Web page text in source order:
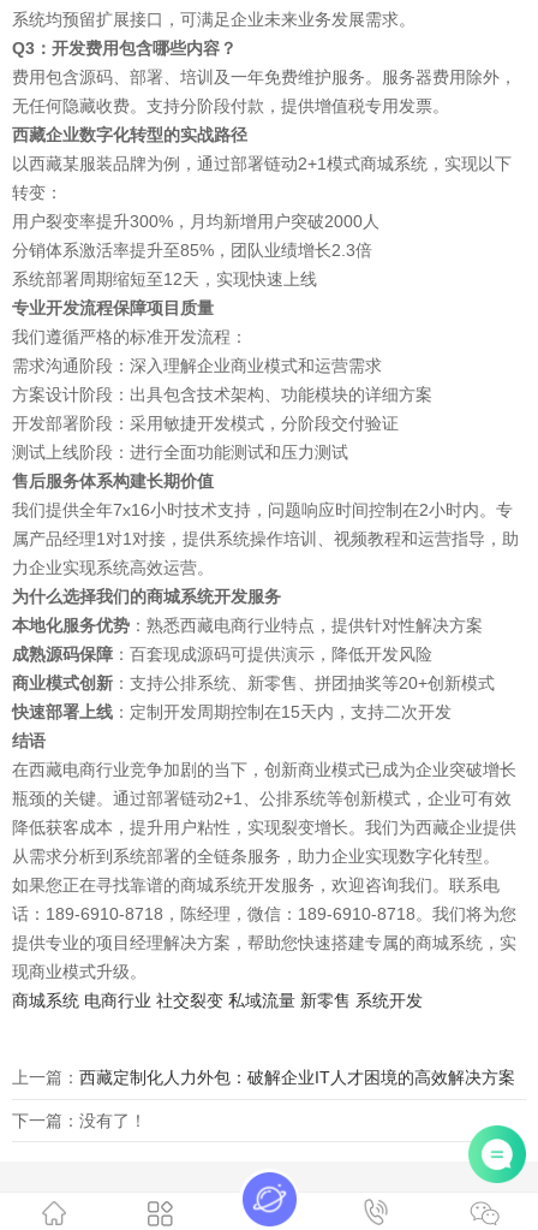
系统均预留扩展接口，可满足企业未来业务发展需求。
Q3：开发费用包含哪些内容？
费用包含源码、部署、培训及一年免费维护服务。服务器费用除外，
无任何隐藏收费。支持分阶段付款，提供增值税专用发票。
西藏企业数字化转型的实战路径
以西藏某服装品牌为例，通过部署链动2+1模式商城系统，实现以下
转变：
用户裂变率提升300%，月均新增用户突破2000人
分销体系激活率提升至85%，团队业绩增长2.3倍
系统部署周期缩短至12天，实现快速上线
专业开发流程保障项目质量
我们遵循严格的标准开发流程：
需求沟通阶段：深入理解企业商业模式和运营需求
方案设计阶段：出具包含技术架构、功能模块的详细方案
开发部署阶段：采用敏捷开发模式，分阶段交付验证
测试上线阶段：进行全面功能测试和压力测试
售后服务体系构建长期价值
我们提供全年7x16小时技术支持，问题响应时间控制在2小时内。专
属产品经理1对1对接，提供系统操作培训、视频教程和运营指导，助
力企业实现系统高效运营。
为什么选择我们的商城系统开发服务
本地化服务优势 ：熟悉西藏电商行业特点，提供针对性解决方案
成熟源码保障 ：百套现成源码可提供演示，降低开发风险
商业模式创新 ：支持公排系统、新零售、拼团抽奖等20+创新模式
快速部署上线 ：定制开发周期控制在15天内，支持二次开发
结语
在西藏电商行业竞争加剧的当下，创新商业模式已成为企业突破增长
瓶颈的关键。通过部署链动2+1、公排系统等创新模式，企业可有效
降低获客成本，提升用户粘性，实现裂变增长。我们为西藏企业提供
从需求分析到系统部署的全链条服务，助力企业实现数字化转型。
如果您正在寻找靠谱的商城系统开发服务，欢迎咨询我们。联系电
话：189-6910-8718，陈经理，微信：189-6910-8718。我们将为您
提供专业的项目经理解决方案，帮助您快速搭建专属的商城系统，实
现商业模式升级。
商城系统 电商行业 社交裂变 私域流量 新零售 系统开发
上一篇： 西藏定制化人力外包：破解企业IT人才困境的高效解决方案
下一篇：没有了！